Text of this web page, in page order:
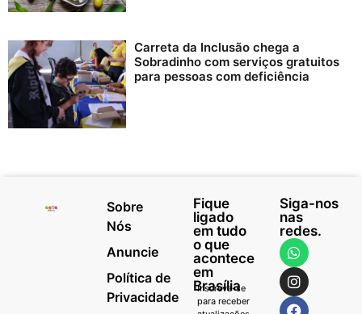
Carreta da Inclusão chega a
Sobradinho com serviços gratuitos
para pessoas com deficiência
Sobre
Nós
Anuncie
Política de
Privacidade
Fique
ligado
em tudo
o que
acontece
em
Brasília
Inscreva-se
para receber
Siga-nos
nas
redes.